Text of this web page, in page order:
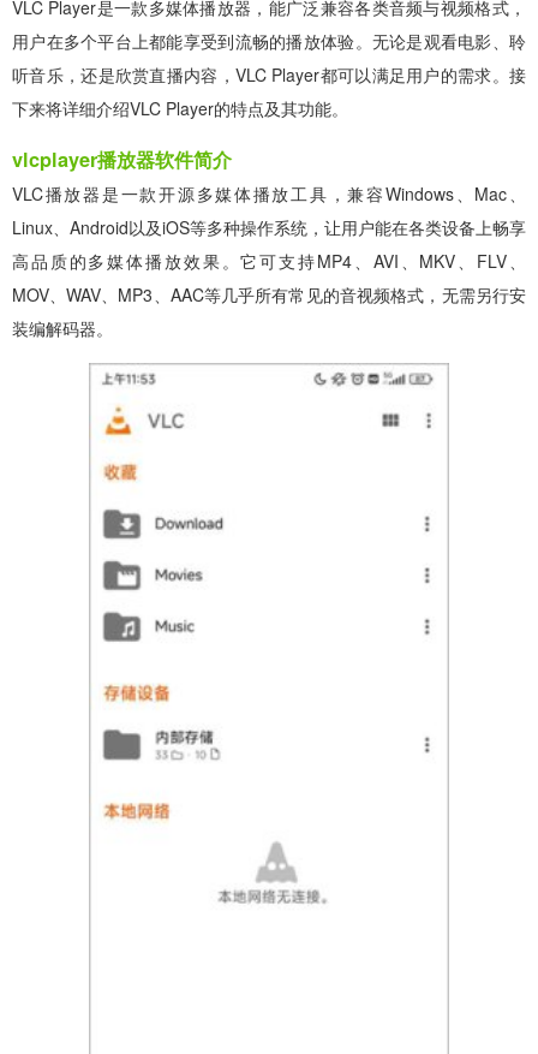
VLC Player是一款多媒体播放器，能广泛兼容各类音频与视频格式，
用户在多个平台上都能享受到流畅的播放体验。无论是观看电影、聆
听音乐，还是欣赏直播内容，VLC Player都可以满足用户的需求。接
下来将详细介绍VLC Player的特点及其功能。
vlcplayer播放器软件简介
VLC播放器是一款开源多媒体播放工具，兼容Windows、Mac、
Linux、Android以及iOS等多种操作系统，让用户能在各类设备上畅享
高品质的多媒体播放效果。它可支持MP4、AVI、MKV、FLV、
MOV、WAV、MP3、AAC等几乎所有常见的音视频格式，无需另行安
装编解码器。